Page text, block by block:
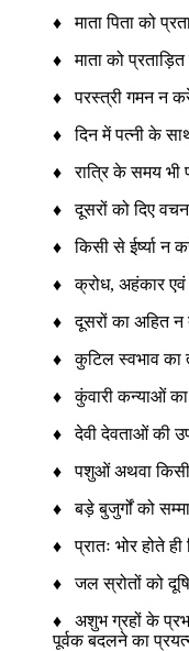
♦ माता पिता को
♦ माता को
♦ परस्त्री गमन न
♦ दिन में पत्नी के
♦ रात्रि के समय भी
♦ दूसरों को दिए
♦ किसी से ईर्ष्या न
♦ क्रोध, अहंकार एवं
♦ दूसरों का अहित न
♦ कुटिल स्वभाव का
♦ कुंवारी कन्याओं का
♦ देवी देवताओं की
♦ पशुओं अथवा
♦ बड़े बुजुर्गों को
♦ प्रातः भोर होते ही
♦ जल स्रोतों को
♦ अशुभ ग्रहों के
पूर्वक बदलने का